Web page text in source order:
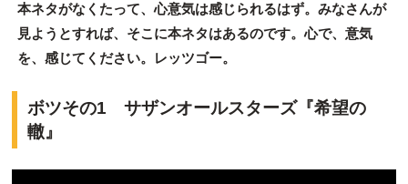
本ネタがなくたって、心意気は感じられるはず。みなさんが
見ようとすれば、そこに本ネタはあるのです。心で、意気
を、感じてください。レッツゴー。
ボツその1 サザンオールスターズ『希望の
轍』